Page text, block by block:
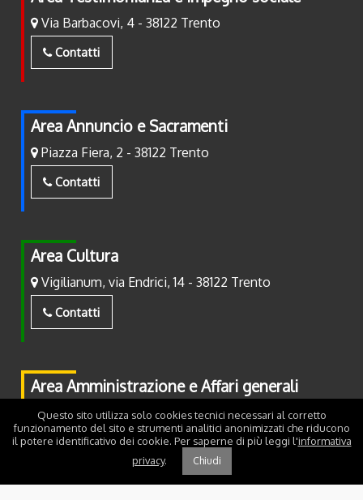
Via Barbacovi, 4 - 38122 Trento
Contatti
Area Annuncio e Sacramenti
Piazza Fiera, 2 - 38122 Trento
Contatti
Area Cultura
Vigilianum, via Endrici, 14 - 38122 Trento
Contatti
Area Amministrazione e Affari generali
Piazza Fiera, 2 - 38122 Trento
Contatti
Questo sito utilizza solo cookies tecnici necessari al corretto
funzionamento del sito e strumenti analitici anonimizzati che riducono
il potere identificativo dei cookie. Per saperne di più leggi l'informativa
privacy. Chiudi